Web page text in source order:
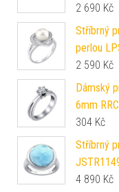
2 690 Kč
Stříbrný
perlou
2 590 Kč
Dámský
6mm
304 Kč
Stříbrný
4 890 Kč